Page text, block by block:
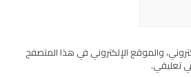
والموقع الإلكتروني في هذا المتصفح
تعليقي.